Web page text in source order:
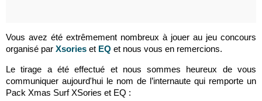
Vous avez été extrêmement nombreux à jouer au jeu concours
organisé par Xsories et EQ et nous vous en remercions.
Le tirage a été effectué et nous sommes heureux de vous
communiquer aujourd'hui le nom de l’internaute qui remporte un
Pack Xmas Surf XSories et EQ :